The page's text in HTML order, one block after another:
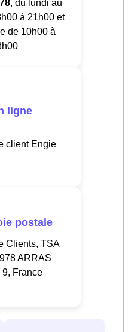
, du lundi au
à 21h00 et
de 10h00 à
ligne
client Engie
postale
Clients, TSA
ARRAS
France